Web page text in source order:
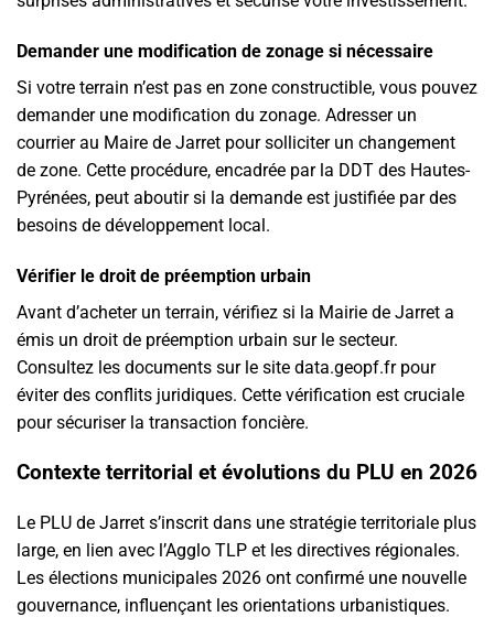
Demander une modification de zonage si nécessaire
Si votre terrain n’est pas en zone constructible, vous pouvez
demander une modification du zonage. Adresser un
courrier au Maire de Jarret pour solliciter un changement
de zone. Cette procédure, encadrée par la DDT des Hautes-
Pyrénées, peut aboutir si la demande est justifiée par des
besoins de développement local.
Vérifier le droit de préemption urbain
Avant d’acheter un terrain, vérifiez si la Mairie de Jarret a
émis un droit de préemption urbain sur le secteur.
Consultez les documents sur le site data.geopf.fr pour
éviter des conflits juridiques. Cette vérification est cruciale
pour sécuriser la transaction foncière.
Contexte territorial et évolutions du PLU en 2026
Le PLU de Jarret s’inscrit dans une stratégie territoriale plus
large, en lien avec l’Agglo TLP et les directives régionales.
Les élections municipales 2026 ont confirmé une nouvelle
gouvernance, influençant les orientations urbanistiques.